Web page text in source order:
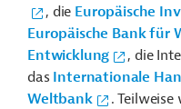
, die Europäische
Europäische Bank für
Entwicklung
, die
das Internationale
Weltbank
.